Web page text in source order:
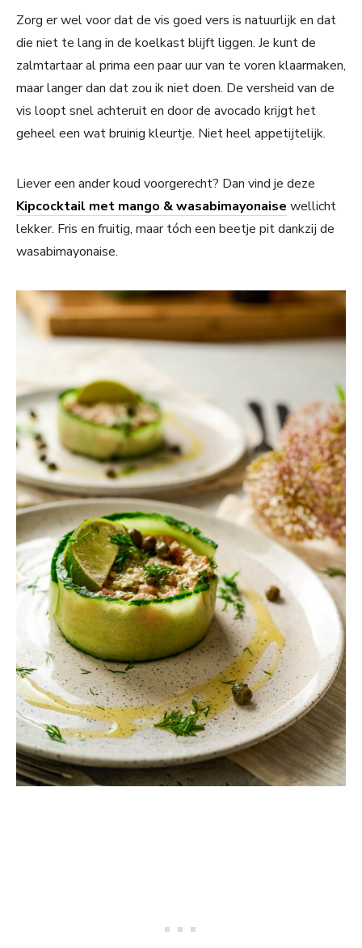
Zorg er wel voor dat de vis goed vers is natuurlijk en dat
die niet te lang in de koelkast blijft liggen. Je kunt de
zalmtartaar al prima een paar uur van te voren klaarmaken,
maar langer dan dat zou ik niet doen. De versheid van de
vis loopt snel achteruit en door de avocado krijgt het
geheel een wat bruinig kleurtje. Niet heel appetijtelijk.
Liever een ander koud voorgerecht? Dan vind je deze
Kipcocktail met mango & wasabimayonaise wellicht
lekker. Fris en fruitig, maar tóch een beetje pit dankzij de
wasabimayonaise.